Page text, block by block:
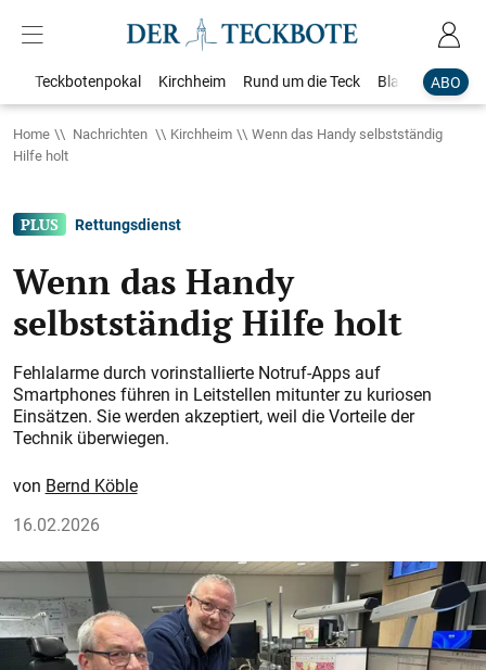
ABO
Teckbotenpokal Kirchheim Rund um die Teck Blaulicht
Home Nachrichten Kirchheim
Wenn das Handy selbstständig
Hilfe holt
Rettungsdienst
Wenn das Handy
selbstständig Hilfe holt
Fehlalarme durch vorinstallierte Notruf-Apps auf
Smartphones führen in Leitstellen mitunter zu kuriosen
Einsätzen. Sie werden akzeptiert, weil die Vorteile der
Technik überwiegen.
Bernd Köble
16.02.2026